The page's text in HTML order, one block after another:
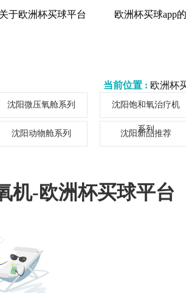
关于欧洲杯买球平台 欧洲杯买球app
当前位置 : 欧洲杯
沈阳微压氧舱系列 沈阳饱和氧治疗机
系列
沈阳动物舱系列 沈阳新品推荐
机-欧洲杯买球平台